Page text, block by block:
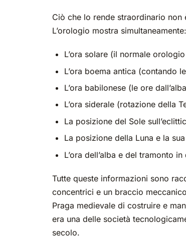
Ciò che lo rende straordinario
L’orologio mostra simultaneamente:
L’ora solare (il normale
L’ora boema antica (contando
L’ora babilonese (le ore
L’ora siderale (rotazione della
La posizione del Sole
La posizione della Luna e la
L’ora dell’alba e del tramonto
Tutte queste informazioni sono
concentrici e un braccio
Praga medievale di costruire e
era una delle società
secolo.